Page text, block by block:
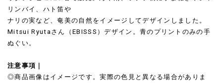
リンバイ、ハト笛や
ナリの実など、奄美の自然をイメージしてデザインしました。
Mitsui Ryutaさん（EBISSS）デザイン。青のプリントのみの手
ぬぐい。
注意事項｜
◎商品画像はイメージです。実際の色見と異なる場合がありま